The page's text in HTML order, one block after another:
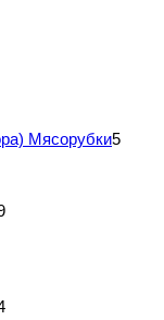
Мясорубки5